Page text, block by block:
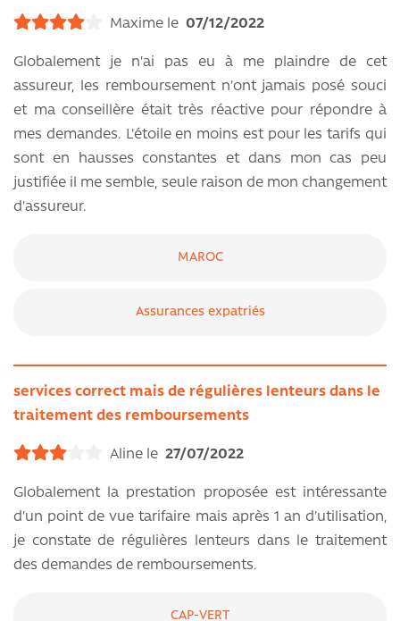
Maxime le 07/12/2022
Globalement je n'ai pas eu à me plaindre de cet
assureur, les remboursement n'ont jamais posé souci
et ma conseillère était très réactive pour répondre à
mes demandes. L'étoile en moins est pour les tarifs qui
sont en hausses constantes et dans mon cas peu
justifiée il me semble, seule raison de mon changement
d'assureur.
MAROC
Assurances expatriés
services correct mais de régulières lenteurs dans le
traitement des remboursements
Aline le 27/07/2022
Globalement la prestation proposée est intéressante
d'un point de vue tarifaire mais après 1 an d'utilisation,
je constate de régulières lenteurs dans le traitement
des demandes de remboursements.
CAP-VERT